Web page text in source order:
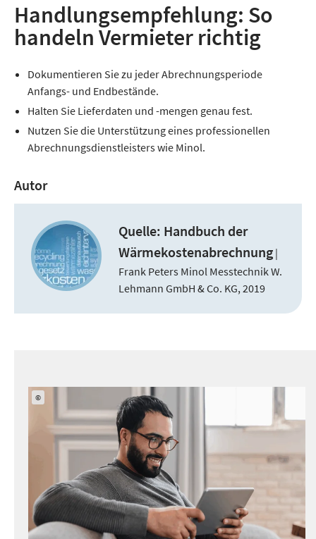
Handlungsempfehlung: So
handeln Vermieter richtig
Dokumentieren Sie zu jeder Abrechnungsperiode
Anfangs- und Endbestände.
Halten Sie Lieferdaten und -mengen genau fest.
Nutzen Sie die Unterstützung eines professionellen
Abrechnungsdienstleisters wie Minol.
Autor
Quelle: Handbuch der
Wärmekostenabrechnung |
Frank Peters Minol Messtechnik W.
Lehmann GmbH & Co. KG, 2019
©